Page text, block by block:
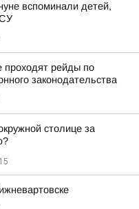
вспоминали детей,
проходят рейды по
законодательства
столице за